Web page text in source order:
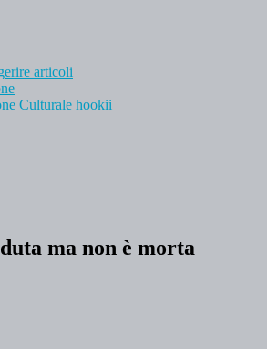
articoli
Culturale hookii
ma non è morta